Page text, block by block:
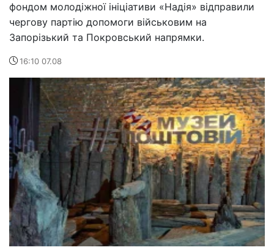
фондом молодіжної ініціативи «Надія» відправили
чергову партію допомоги військовим на
Запорізький та Покровський напрямки.
16:10 07.08